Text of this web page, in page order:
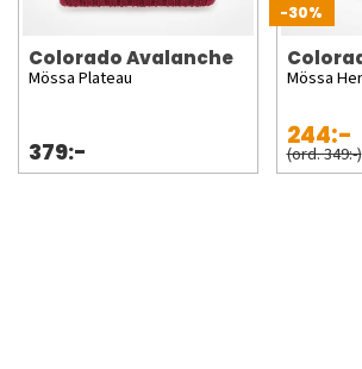
Colorado Avalanche
Mössa Plateau
379:-
-30%
Mössa
244:-
(ord. 349:-)